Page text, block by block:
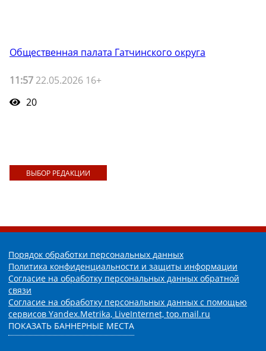
Общественная палата Гатчинского округа
11:57 22.05.2026 16+
20
ВЫБОР РЕДАКЦИИ
Порядок обработки персональных данных
Политика конфиденциальности и защиты информации
Согласие на обработку персональных данных обратной
связи
Согласие на обработку персональных данных с помощью
сервисов Yandex.Metrika, LiveInternet, top.mail.ru
ПОКАЗАТЬ БАННЕРНЫЕ МЕСТА